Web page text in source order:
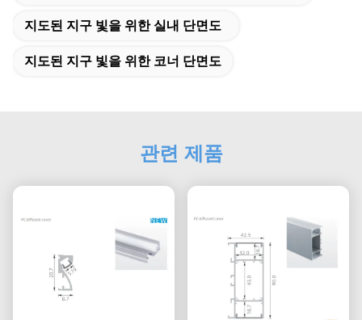
지도된 지구 빛을 위한 실내 단면도
지도된 지구 빛을 위한 코너 단면도
관련 제품